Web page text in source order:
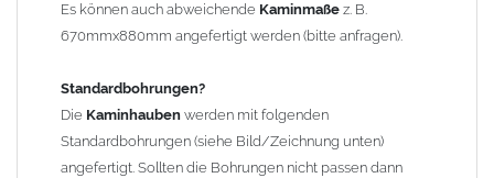
beträgt ca. 25cm bis 30cm. DieKaminhaubekann mit längeren
Stützen bis Höhe 450mm geliefert werden (Aufpreis 42,89 EUR).
Kaminkopfabdeckung
Kaminhaubewirdohne Kaminkopfabdeckung
Kaminkopfabdeckungenfinden Sie unter "Kaminabdeckung
Es können auch abweichende Kaminmaße z. B.
670mmx880mm angefertigt werden (bitte anfragen).
Standardbohrungen?
Die Kaminhauben werden mit folgenden
Standardbohrungen (siehe Bild/Zeichnung unten)
angefertigt. Sollten die Bohrungen nicht passen dann